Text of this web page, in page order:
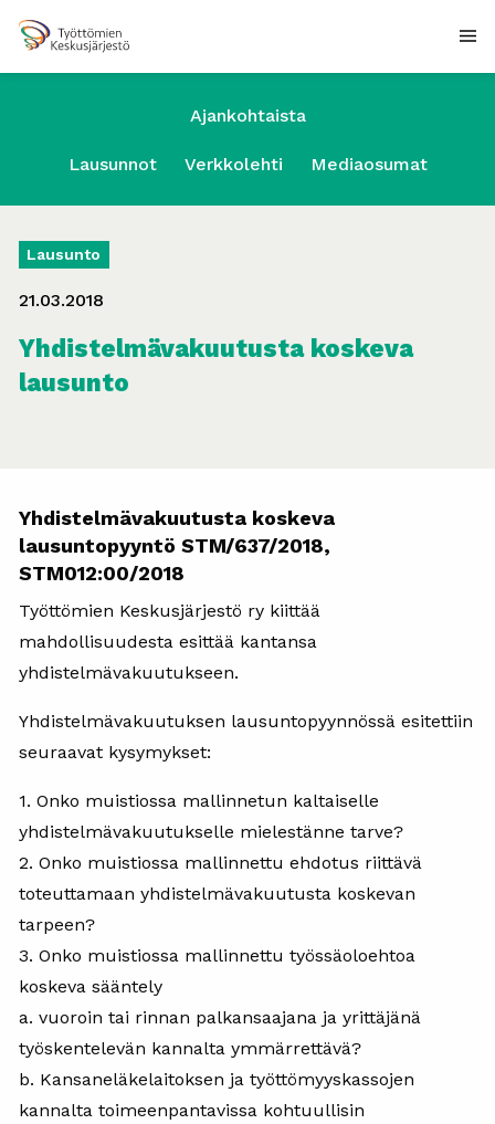
Ajankohtaista
Lausunnot Verkkolehti Mediaosumat
Lausunto
21.03.2018
Yhdistelmävakuutusta koskeva
lausunto
Yhdistelmävakuutusta koskeva
lausuntopyyntö STM/637/2018,
STM012:00/2018
Työttömien Keskusjärjestö ry kiittää
mahdollisuudesta esittää kantansa
yhdistelmävakuutukseen.
Yhdistelmävakuutuksen lausuntopyynnössä esitettiin
seuraavat kysymykset:
1. Onko muistiossa mallinnetun kaltaiselle
yhdistelmävakuutukselle mielestänne tarve?
2. Onko muistiossa mallinnettu ehdotus riittävä
toteuttamaan yhdistelmävakuutusta koskevan
tarpeen?
3. Onko muistiossa mallinnettu työssäoloehtoa
koskeva sääntely
a. vuoroin tai rinnan palkansaajana ja yrittäjänä
työskentelevän kannalta ymmärrettävä?
b. Kansaneläkelaitoksen ja työttömyyskassojen
kannalta toimeenpantavissa kohtuullisin